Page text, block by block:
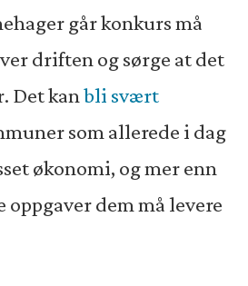
går konkurs må
driften og sørge at det
Det kanbli svært
som allerede i dag
økonomi, og mer enn
oppgaver dem må levere